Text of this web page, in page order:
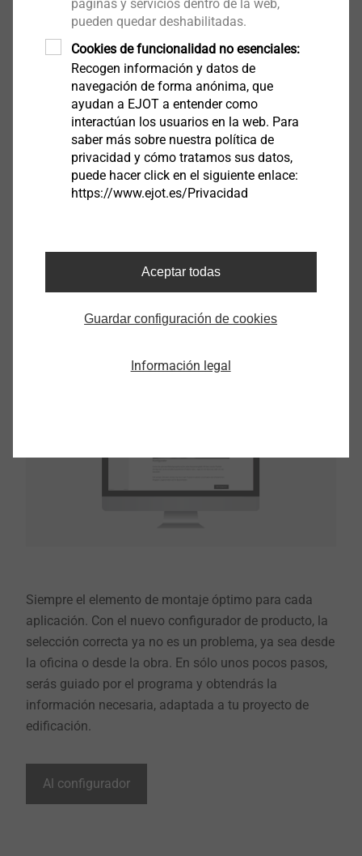
Iso Bar 200
8779200100
Iso Bar 260
8779260100
Iso Bar 320
Configurador de productos de montaje
Siempre el elemento de montaje óptimo para cada
aplicación. Con el nuevo configurador de producto, la
selección correcta ya no es un problema, ya sea desde
la oficina o desde la obra. En sólo unos pocos pasos,
serás guiado por el programa y obtendrás la
información necesaria, adaptada a tu proyecto de
edificación.
Al configurador
páginas y servicios dentro de la web,
pueden quedar deshabilitadas.
Cookies de funcionalidad no esenciales:
Recogen información y datos de
navegación de forma anónima, que
ayudan a EJOT a entender como
interactúan los usuarios en la web. Para
saber más sobre nuestra política de
privacidad y cómo tratamos sus datos,
puede hacer click en el siguiente enlace:
https://www.ejot.es/Privacidad
Aceptar todas
Guardar configuración de cookies
Información legal